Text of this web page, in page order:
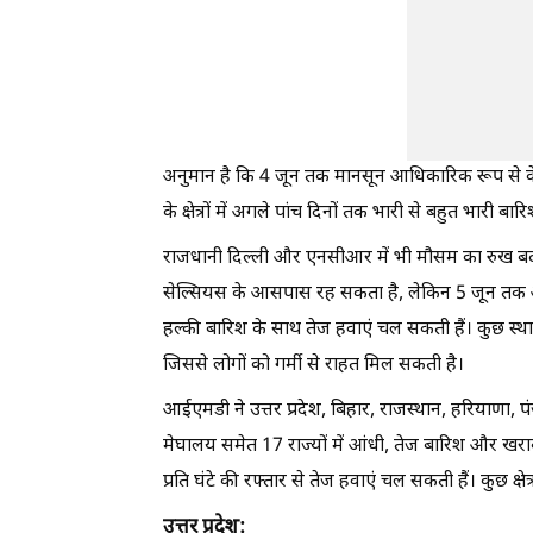
अनुमान है कि 4 जून तक मानसून आधिकारिक रूप
के क्षेत्रों में अगले पांच दिनों तक भारी से बहुत भारी
राजधानी दिल्ली और एनसीआर में भी मौसम का रुख
सेल्सियस के आसपास रह सकता है, लेकिन 5 जून तक
हल्की बारिश के साथ तेज हवाएं चल सकती हैं। कुछ
जिससे लोगों को गर्मी से राहत मिल सकती है।
आईएमडी ने उत्तर प्रदेश, बिहार, राजस्थान,
मेघालय समेत 17 राज्यों में आंधी, तेज बारिश और
प्रति घंटे की रफ्तार से तेज हवाएं चल सकती हैं। कुछ